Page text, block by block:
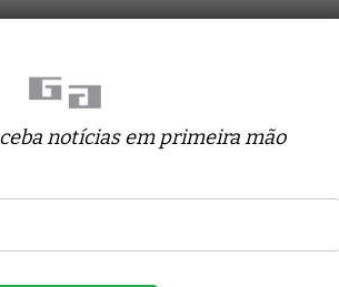
notícias em primeira mão